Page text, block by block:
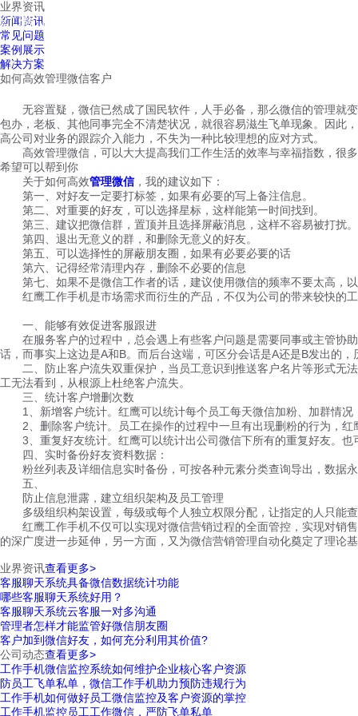
红鹰工作手机
业界资讯
新闻资讯
常见问题
案例展示
解决方案
如何高效管理微信客户
无容置疑，微信已然成了国民软件，人手必备，那么微信的管理就
包办，老板、其他同事完全不清楚状况，就很容易滋生飞单现象。因此
高公司对业务的跟踪介入能力，不失为一种比较理想的应对方式。
高效管理微信，可以大大提高我们工作生活的效率与幸福指数，很
希望可以帮到你
关于如何高效管理微信，我的建议如下：
第一、对好友一定要打标签，如果有必要的写上备注信息。
第二、对重要的好友，可以选择星标，这样能第一时间找到。
第三、建议把微信群，置顶并且选择屏蔽消息，这样不容易被打扰。
第四、退出无意义的群，和删除无意义的好友。
第五、可以选择性的屏蔽朋友圈，如果有必要必要的话
第六、记得经常清理内存，删除不必要的信息
第七、如果不是微信工作者的话，建议使用微信的频率不要太高，
红鹰工作手机是市场需求而衍生的产品，不仅为公司的带来较快的
一、能够有效促进客服跟进
在服务客户的过程中，总会遇上有些客户问题是需要同事或主管协助
话，而事实上这边是A和B。而后台这端，可区分会话是A还是B发出的
二、防止客户流失双重保护，当员工意识到推送客户名片等形式无
工无法看到，从根源上杜绝客户流失。
三、统计客户增删次数
1、新增客户统计。红鹰可以统计每个员工每天微信加粉、加群情况
2、删除客户统计。员工在操作的过程中一旦有出现删粉的行为，红
3、重复好友统计。红鹰可以统计出公司微信下所有的重复好友。也
四、实时备份好友资料数据：
粉丝列表及详细信息实时备份，可按各种元素分类查询导出，数据
五、
防止信息泄露，建立组织架构及员工管理
多级组织构架设置，每级或每个人独立权限分配，让指定的人只能
红鹰工作手机不仅可以实现对微信营销过程的全面管控，实现对销
的深广度进一步延伸，另一方面，又为微信营销管理自动化奠定了理论
业界资讯查看更多>
客服聊天系统具备微信数据统计功能
哪些客服聊天系统好用？
客服聊天系统云客服一对多沟通
管理者怎样才能监管好微信朋友圈
客户加到微信好友，如何充分利用其价值?
公司动态查看更多>
工作手机微信监控系统如何维护企业核心客户资源
防员工飞单私单，微信工作手机助力预防违规行为
工作手机如何做好员工微信监控及客户资源的掌控
工作手机监控员工工作微信，严防飞单私单